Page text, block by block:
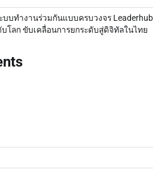
บบทำงานร่วมกันแบบครบวงจร Leaderhub
โลก ขับเคลื่อนการยกระดับสู่ดิจิทัลในไทย